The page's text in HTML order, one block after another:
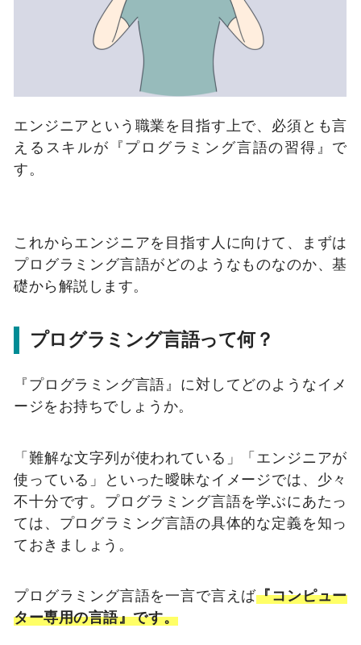
エンジニアという職業を目指す上で、必須とも言
えるスキルが『プログラミング言語の習得』で
す。
これからエンジニアを目指す人に向けて、まずは
プログラミング言語がどのようなものなのか、基
礎から解説します。
プログラミング言語って何？
『プログラミング言語』に対してどのようなイメ
ージをお持ちでしょうか。
「難解な文字列が使われている」「エンジニアが
使っている」といった曖昧なイメージでは、少々
不十分です。プログラミング言語を学ぶにあたっ
ては、プログラミング言語の具体的な定義を知っ
ておきましょう。
プログラミング言語を一言で言えば『コンピュー
ター専用の言語』です。